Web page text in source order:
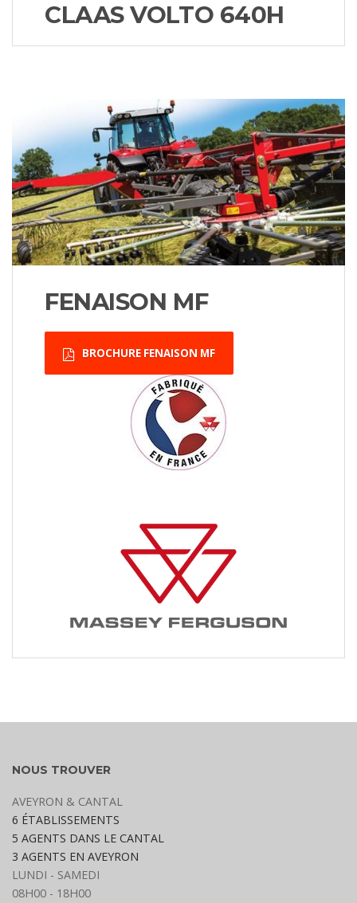
CLAAS VOLTO 640H
FENAISON MF
BROCHURE FENAISON MF
NOUS TROUVER
AVEYRON & CANTAL
6 ÉTABLISSEMENTS
5 AGENTS DANS LE CANTAL
3 AGENTS EN AVEYRON
LUNDI - SAMEDI
08H00 - 18H00